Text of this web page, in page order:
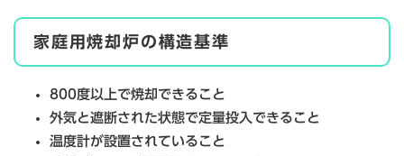
家庭用焼却炉の構造基準
800度以上で焼却できること
外気と遮断された状態で定量投入できること
温度計が設置されていること